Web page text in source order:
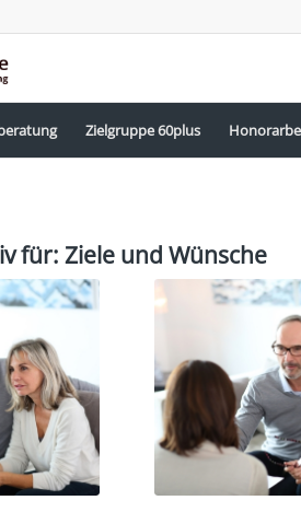
Zielgruppe 60plus
für: Ziele und Wünsche